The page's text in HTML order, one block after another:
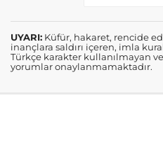
UYARI: Küfür, hakaret, rencide
inançlara saldırı içeren, imla
Türkçe karakter kullanılmayan
yorumlar onaylanmamaktadır.